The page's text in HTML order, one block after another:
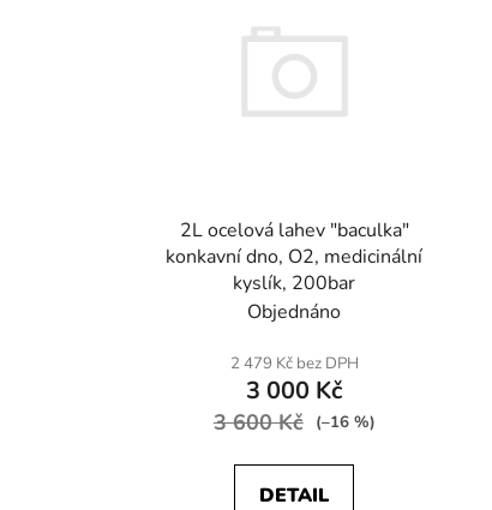
2L ocelová lahev "baculka"
konkavní dno, O2, medicinální
kyslík, 200bar
Objednáno
2 479 Kč bez DPH
3 000 Kč
3 600 Kč (–16 %)
DETAIL